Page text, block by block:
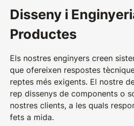
Disseny i
Productes
Els nostres enginyers creen
que ofereixen respostes
reptes més exigents. El nostre
rep dissenys de components o
nostres clients, a les quals
fets a mida.